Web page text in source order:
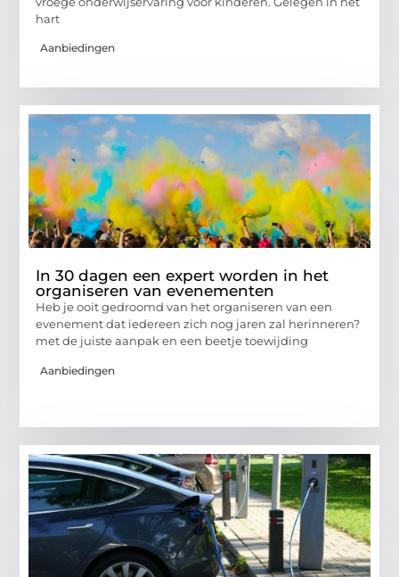
hart
Aanbiedingen
In 30 dagen een expert worden in het
organiseren van evenementen
Heb je ooit gedroomd van het organiseren van een
evenement dat iedereen zich nog jaren zal herinneren?
met de juiste aanpak en een beetje toewijding
Aanbiedingen